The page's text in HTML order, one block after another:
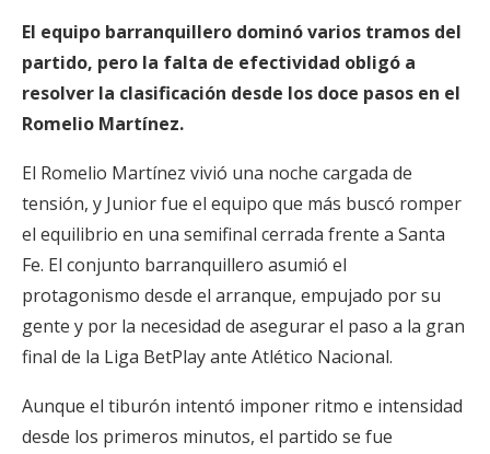
El equipo barranquillero dominó varios tramos del
partido, pero la falta de efectividad obligó a
resolver la clasificación desde los doce pasos en el
Romelio Martínez.
El Romelio Martínez vivió una noche cargada de
tensión, y Junior fue el equipo que más buscó romper
el equilibrio en una semifinal cerrada frente a Santa
Fe. El conjunto barranquillero asumió el
protagonismo desde el arranque, empujado por su
gente y por la necesidad de asegurar el paso a la gran
final de la Liga BetPlay ante Atlético Nacional.
Aunque el tiburón intentó imponer ritmo e intensidad
desde los primeros minutos, el partido se fue